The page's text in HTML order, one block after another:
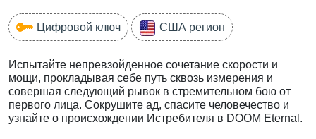
Цифровой ключ США регион
Испытайте непревзойденное сочетание скорости и
мощи, прокладывая себе путь сквозь измерения и
совершая следующий рывок в стремительном бою от
первого лица. Сокрушите ад, спасите человечество и
узнайте о происхождении Истребителя в DOOM Eternal.